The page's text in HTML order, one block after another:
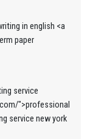
in english <a
paper
service
">professional
service new york